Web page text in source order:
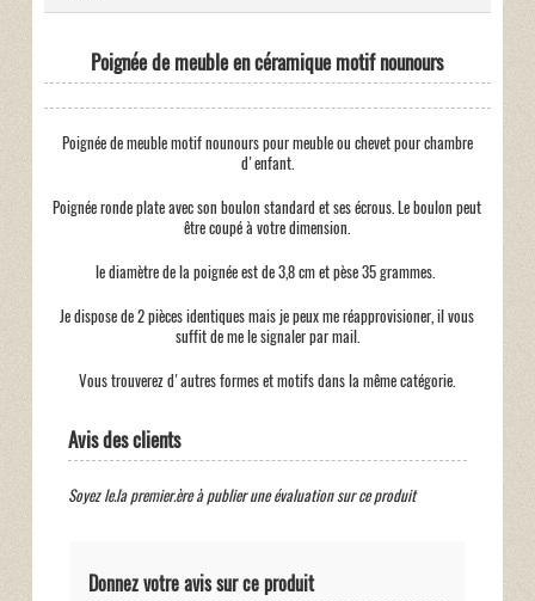
Poignée de meuble en céramique motif nounours
Poignée de meuble motif nounours pour meuble ou chevet pour chambre
d'enfant.
Poignée ronde plate avec son boulon standard et ses écrous. Le boulon peut
être coupé à votre dimension.
le diamètre de la poignée est de 3,8 cm et pèse 35 grammes.
Je dispose de 2 pièces identiques mais je peux me réapprovisioner, il vous
suffit de me le signaler par mail.
Vous trouverez d'autres formes et motifs dans la même catégorie.
Avis des clients
Soyez le.la premier.ère à publier une évaluation sur ce produit
Donnez votre avis sur ce produit